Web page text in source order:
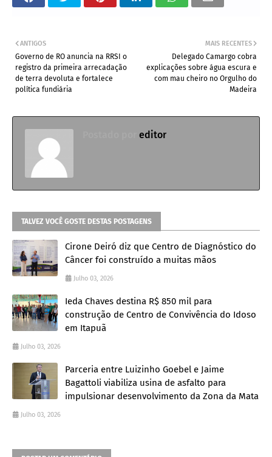
MAIS RECENTES
Delegado Camargo cobra
explicações sobre água escura e
com mau cheiro no Orgulho do
Madeira
ANTIGOS
Governo de RO anuncia na RRSI o
registro da primeira arrecadação
de terra devoluta e fortalece
política fundiária
editor
TALVEZ VOCÊ GOSTE DESTAS POSTAGENS
Cirone Deiró diz que Centro de Diagnóstico do
Câncer foi construído a muitas mãos
Julho 03, 2026
Ieda Chaves destina R$ 850 mil para
construção de Centro de Convivência do Idoso
em Itapuã
Julho 03, 2026
Parceria entre Luizinho Goebel e Jaime
Bagattoli viabiliza usina de asfalto para
impulsionar desenvolvimento da Zona da Mata
Julho 03, 2026